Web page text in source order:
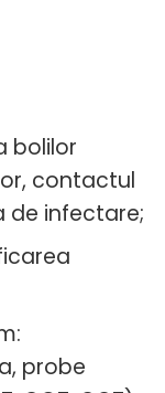
bolilor
contactul
de infectare;
probe